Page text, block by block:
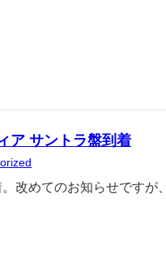
ア サントラ盤到着
。改めてのお知らせです